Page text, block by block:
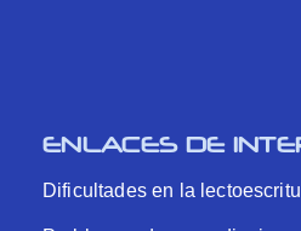
ENLACES DE
Dificultades en la